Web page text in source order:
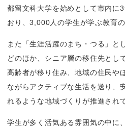
都留文科大学を始めとして市内に
おり、3,000人の学生が学ぶ教育の
また「生涯活躍のまち・つる」と
どのほか、シニア層の移住先とし
高齢者が移り住み、地域の住民や
ながらアクティブな生活を送り、
れるような地域づくりが推進され
学生が多く活気ある雰囲気の中に